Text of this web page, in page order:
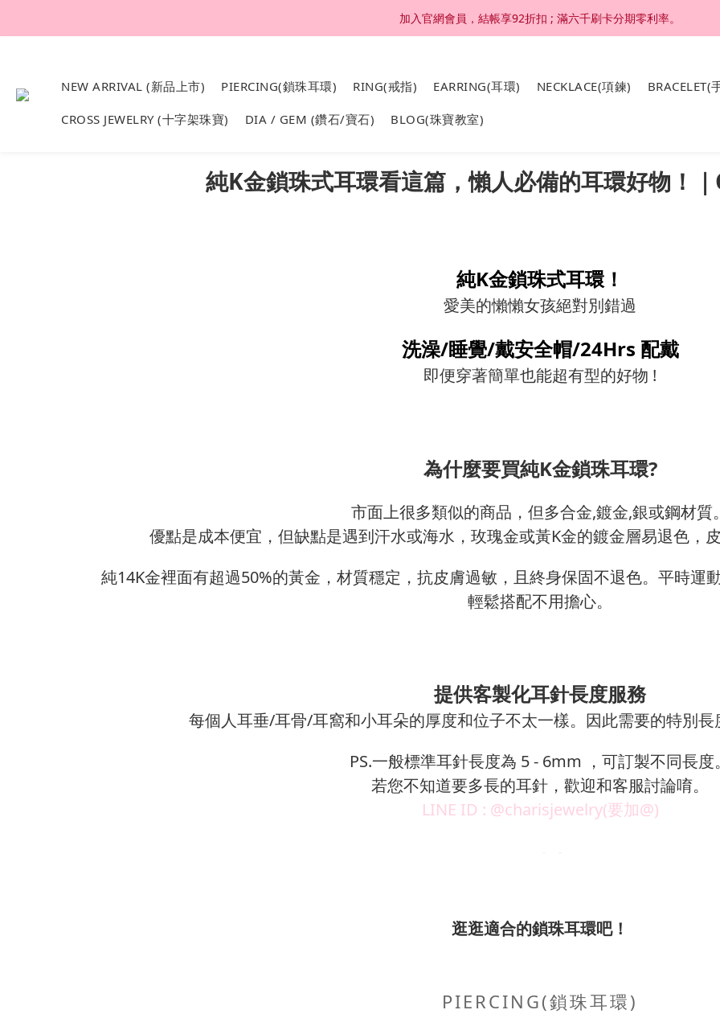
加入官網會員，結帳享92折扣 ; 滿六千刷卡分期零利率。
加入官網會員，結帳享92折扣 ; 滿六千刷卡分期零利率。
加入官網會員，結帳享92折扣 ; 滿六千刷卡分期零利率。
NEW ARRIVAL (新品上市) PIERCING(鎖珠耳環) RING(戒指) EARRING(耳環) NECKLACE(項鍊) BRACELET(
CROSS JEWELRY (十字架珠寶) DIA / GEM (鑽石/寶石) BLOG(珠寶教室)
純K金鎖珠式耳環看這篇，懶人必備的耳環好物！｜
純K金鎖珠式耳環！
愛美的懶懶女孩絕對別錯過
洗澡/睡覺/戴安全帽/24Hrs 配戴
即便穿著簡單也能超有型的好物 !
為什麼要買純K金鎖珠耳環?
市面上很多類似的商品，但多合金,鍍金,銀或鋼材質
優點是成本便宜，但缺點是遇到汗水或海水， 玫瑰金或黃K金的鍍金層易退色，
純14K金裡面有超過50%的黃金，材質穩定，抗皮膚過敏，且終身保固不退色。 平時運
輕鬆搭配不用擔心。
提供客製化耳針長度服務
每個人耳垂/耳骨/耳窩和小耳朵的厚度和位子不太一樣。因此需要的特別
PS.一般標準耳針長度為 5 - 6mm ，可訂製不同長度
若您不知道要多長的耳針，歡迎和客服討論唷。
LINE ID : @charisjewelry(要加@)
逛逛適合的鎖珠耳環吧！
PIERCING(鎖珠耳環)